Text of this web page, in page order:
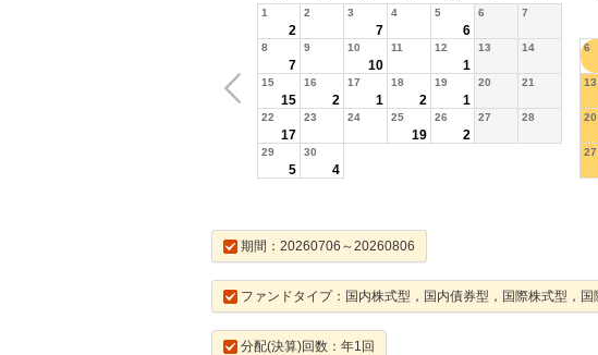
1
2
2 3
7
4 5
6
6 7
8
7
9 10
10
11 12
1
13 14
15
15
16
2
17
1
18
2
19
1
20 21
22
17
23 24 25
19
26
2
27 28
29
5
30
4
6
13
20
27
期間：20260706～20260806
ファンドタイプ：国内株式型，国内債券型，国際株式型，
分配(決算)回数：年1回